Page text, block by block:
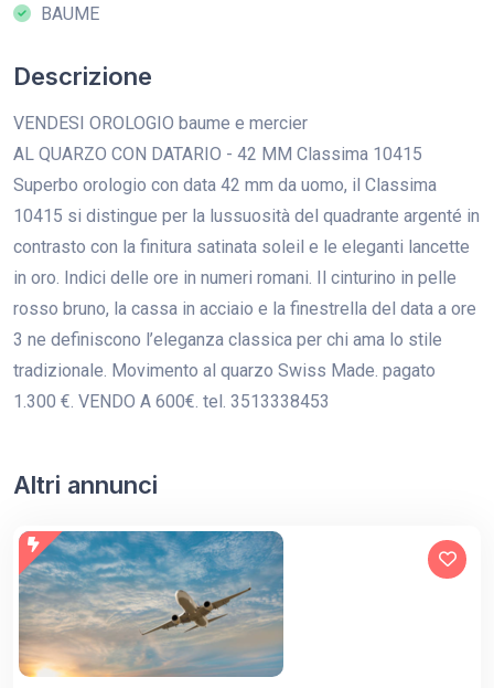
BAUME
Descrizione
VENDESI OROLOGIO baume e mercier
AL QUARZO CON DATARIO - 42 MM Classima 10415
Superbo orologio con data 42 mm da uomo, il Classima
10415 si distingue per la lussuosità del quadrante argenté in
contrasto con la finitura satinata soleil e le eleganti lancette
in oro. Indici delle ore in numeri romani. Il cinturino in pelle
rosso bruno, la cassa in acciaio e la finestrella del data a ore
3 ne definiscono l’eleganza classica per chi ama lo stile
tradizionale. Movimento al quarzo Swiss Made. pagato
1.300 €. VENDO A 600€. tel. 3513338453
Altri annunci